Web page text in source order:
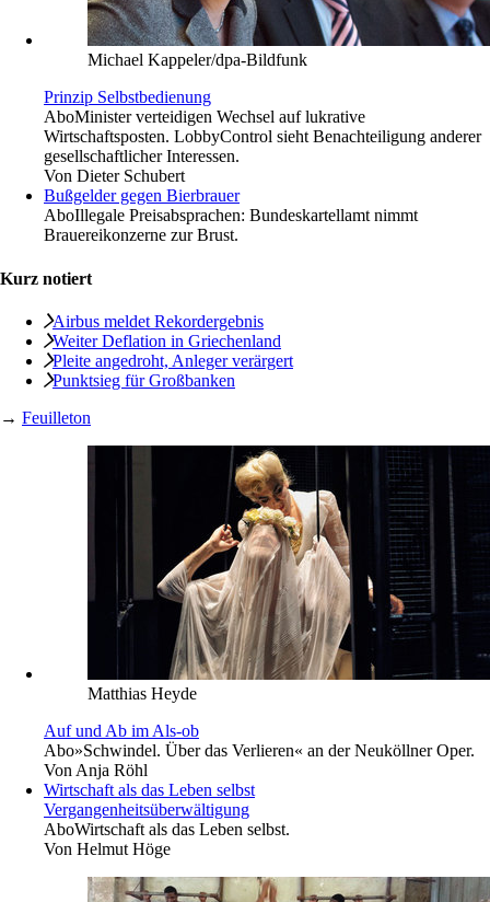
Michael Kappeler/dpa-Bildfunk
Prinzip Selbstbedienung
AboMinister verteidigen Wechsel auf lukrative
Wirtschaftsposten. LobbyControl sieht Benachteiligung anderer
gesellschaftlicher Interessen.
Von Dieter Schubert
Bußgelder gegen Bierbrauer
AboIllegale Preisabsprachen: Bundeskartellamt nimmt
Brauereikonzerne zur Brust.
Kurz notiert
Airbus meldet ­Rekordergebnis
Weiter Deflation in Griechenland
Pleite angedroht, ­Anleger verärgert
Punktsieg für Großbanken
→ Feuilleton
Matthias Heyde
Auf und Ab im Als-ob
Abo»Schwindel. Über das Verlieren« an der Neuköllner Oper.
Von Anja Röhl
Wirtschaft als das Leben selbst
Vergangenheitsüberwältigung
AboWirtschaft als das Leben selbst.
Von Helmut Höge